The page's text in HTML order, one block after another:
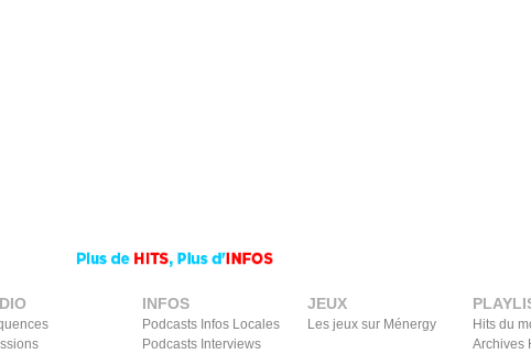
INFOS
Podcasts Infos Locales
Podcasts Interviews
JEUX
Les jeux sur Ménergy
Hits du
Archives